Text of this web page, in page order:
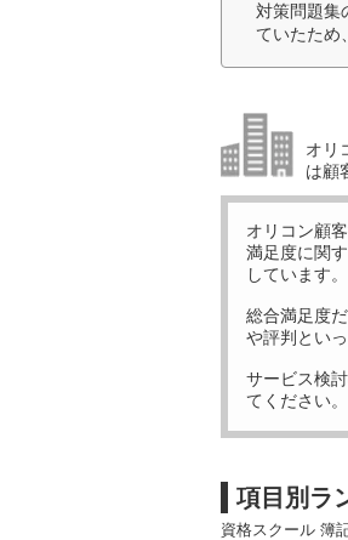
対策問題集
ていたため
オリ
は顧
オリコン顧
満足度に関
しています。
総合満足度
や評判とい
サービス検
てください。
項目別ラ
資格スクール 簿